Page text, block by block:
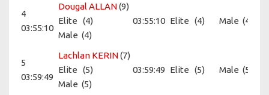
4
03:55:10
Dougal ALLAN(9)
Elite (4)
Male (4)
03:55:10 Elite (4) Male (4)
5
03:59:49
Lachlan KERIN(7)
Elite (5)
Male (5)
03:59:49 Elite (5) Male (5)